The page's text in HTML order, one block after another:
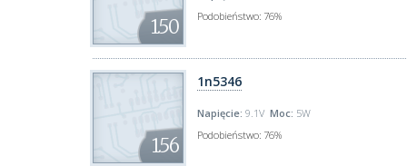
1.50
Podobieństwo: 76%
1.56
1n5346
Napięcie: 9.1V Moc: 5W
Podobieństwo: 76%